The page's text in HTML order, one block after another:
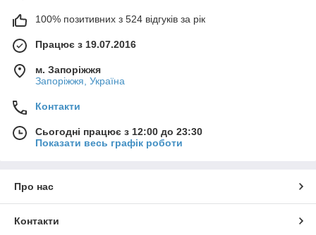
100% позитивних з 524 відгуків за рік
Працює з 19.07.2016
м. Запоріжжя
Запоріжжя, Україна
Контакти
Сьогодні працює з 12:00 до 23:30
Показати весь графік роботи
Про нас
Контакти